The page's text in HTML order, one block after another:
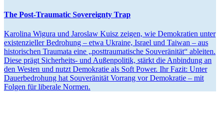
The Post-Traumatic Sovereignty Trap
Karolina Wigura und Jaroslaw Kuisz zeigen, wie Demokratien unter
existen­zi­eller Bedrohung – etwa Ukraine, Israel und Taiwan – aus
histo­ri­schen Traumata eine „posttrau­ma­tische Souve­rä­nität“ ableiten.
Diese prägt Sicher­heits- und Außen­po­litik, stärkt die Anbindung an
den Westen und nutzt Demokratie als Soft Power. Ihr Fazit: Unter
Dauer­be­drohung hat Souve­rä­nität Vorrang vor Demokratie – mit
Folgen für liberale Normen.